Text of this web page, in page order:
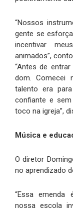
“Nossos
gente se
incentivar
animados”,
“Antes de
dom. Comecei
talento era
confiante e sem
toco na igreja”,
Música e
O diretor
no aprendizado
“Essa emenda
nossa escola